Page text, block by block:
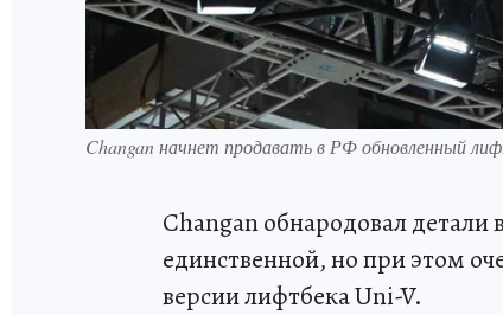
Changan начнет продавать в РФ обновленный
Changan обнародовал
единственной, но при этом
версии лифтбека Uni-V.